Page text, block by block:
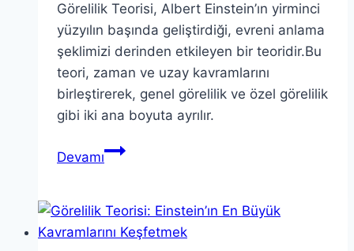
Görelilik Teorisi, Albert Einstein’ın yirminci
yüzyılın başında geliştirdiği, evreni anlama
şeklimizi derinden etkileyen bir teoridir.Bu
teori, zaman ve uzay kavramlarını
birleştirerek, genel görelilik ve özel görelilik
gibi iki ana boyuta ayrılır.
DevamıGörelilik
Anlayışımızı
Nasıl